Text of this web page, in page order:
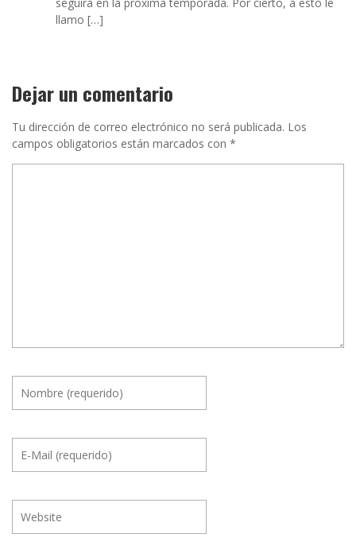
seguirá en la próxima temporada. Por cierto, a esto le
llamo […]
Dejar un comentario
Tu dirección de correo electrónico no será publicada. Los
campos obligatorios están marcados con *